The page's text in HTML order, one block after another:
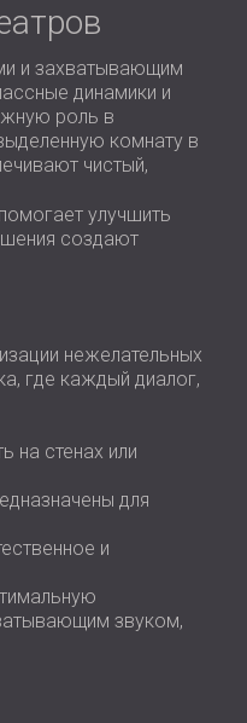
и захватывающим
динамики и
роль в
комнату в
чистый,
улучшить
создают
нежелательных
где каждый диалог,
на стенах или
для
и
звуком,